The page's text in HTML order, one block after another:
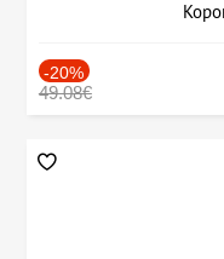
-20%
49.08€